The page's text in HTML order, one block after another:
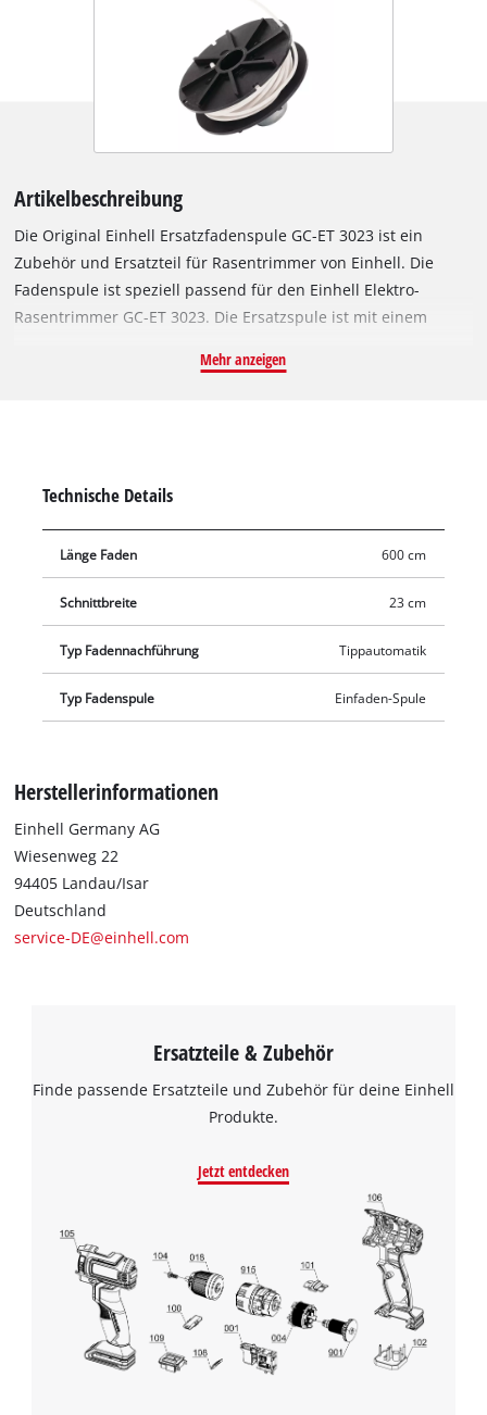
Artikelbeschreibung
Die Original Einhell Ersatzfadenspule GC-ET 3023 ist ein
Zubehör und Ersatzteil für Rasentrimmer von Einhell. Die
Fadenspule ist speziell passend für den Einhell Elektro-
Rasentrimmer GC-ET 3023. Die Ersatzspule ist mit einem
Meter lang und hat einen Durchmesser von 1,5 mm. Für die
Mehr anzeigen
Technische Details
Länge Faden 600 cm
Schnittbreite 23 cm
Typ Fadennachführung Tippautomatik
Typ Fadenspule Einfaden-Spule
Herstellerinformationen
Einhell Germany AG
Wiesenweg 22
94405 Landau/Isar
Deutschland
service-DE@einhell.com
Ersatzteile & Zubehör
Finde passende Ersatzteile und Zubehör für deine Einhell
Produkte.
Jetzt entdecken